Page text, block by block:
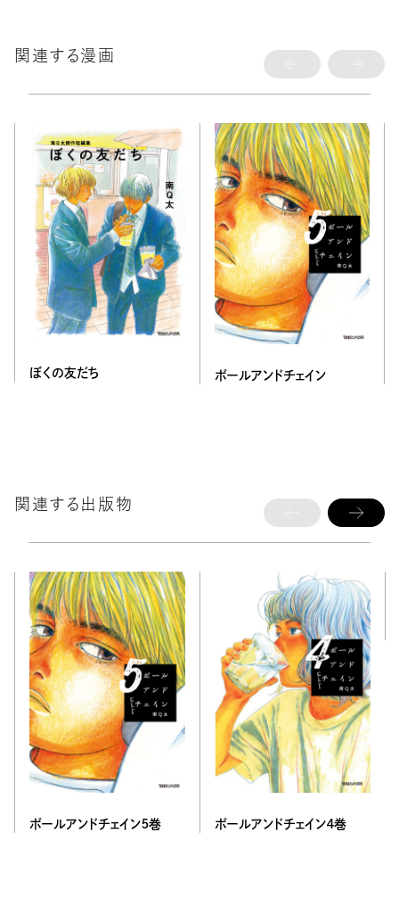
関連する漫画
ぼくの友だち ボールアンドチェイン
関連する出版物
ボールアンドチェイン５巻 ボールアンドチェイン４巻